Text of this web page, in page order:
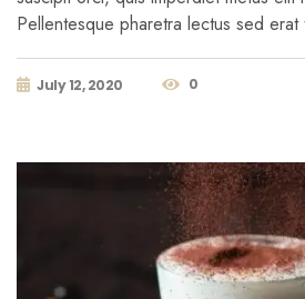
Pellentesque pharetra lectus sed
July 12, 2020 0